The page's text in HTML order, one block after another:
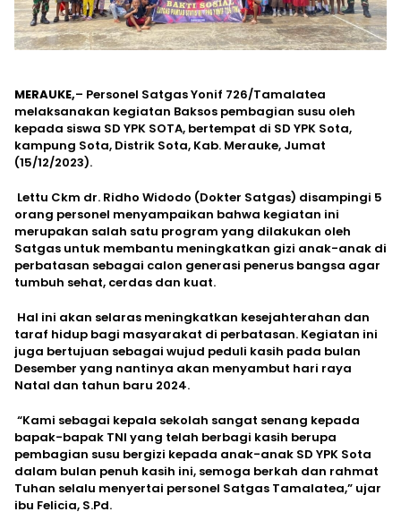
MERAUKE,– Personel Satgas Yonif 726/Tamalatea
melaksanakan kegiatan Baksos pembagian susu oleh
kepada siswa SD YPK SOTA, bertempat di SD YPK Sota,
kampung Sota, Distrik Sota, Kab. Merauke, Jumat
(15/12/2023).
Lettu Ckm dr. Ridho Widodo (Dokter Satgas) disampingi 5
orang personel menyampaikan bahwa kegiatan ini
merupakan salah satu program yang dilakukan oleh
Satgas untuk membantu meningkatkan gizi anak-anak di
perbatasan sebagai calon generasi penerus bangsa agar
tumbuh sehat, cerdas dan kuat.
Hal ini akan selaras meningkatkan kesejahterahan dan
taraf hidup bagi masyarakat di perbatasan. Kegiatan ini
juga bertujuan sebagai wujud peduli kasih pada bulan
Desember yang nantinya akan menyambut hari raya
Natal dan tahun baru 2024.
“Kami sebagai kepala sekolah sangat senang kepada
bapak-bapak TNI yang telah berbagi kasih berupa
pembagian susu bergizi kepada anak-anak SD YPK Sota
dalam bulan penuh kasih ini, semoga berkah dan rahmat
Tuhan selalu menyertai personel Satgas Tamalatea,” ujar
ibu Felicia, S.Pd.